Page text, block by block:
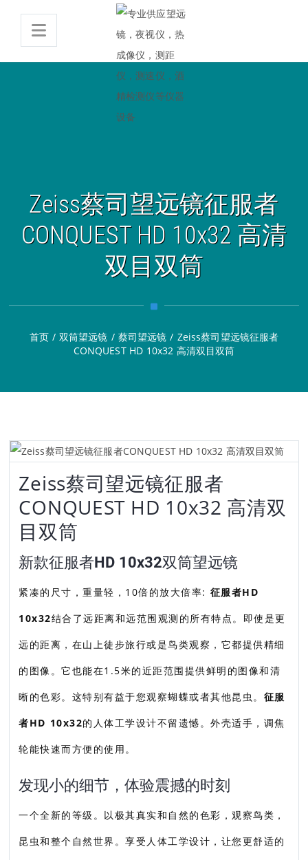
Zeiss蔡司望远镜征服者
CONQUEST HD 10x32 高清
双目双筒
首页 / 双筒望远镜 / 蔡司望远镜 / Zeiss蔡司望远镜征服者
CONQUEST HD 10x32 高清双目双筒
Zeiss蔡司望远镜征服者
CONQUEST HD 10x32 高清双
目双筒
新款征服者HD 10x32双筒望远镜
紧凑的尺寸，重量轻，10倍的放大倍率: 征服者HD
10x32结合了远距离和远范围观测的所有特点。即使是更
远的距离，在山上徒步旅行或是鸟类观察，它都提供精细
的图像。它也能在1.5米的近距范围提供鲜明的图像和清
晰的色彩。这特别有益于您观察蝴蝶或者其他昆虫。 征服
者HD 10x32的人体工学设计不留遗憾。外壳适手，调焦
轮能快速而方便的使用。
发现小的细节，体验震撼的时刻
一个全新的等级。以极其真实和自然的色彩，观察鸟类，
昆虫和整个自然世界。享受人体工学设计，让您更舒适的